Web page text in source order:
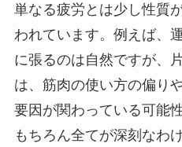
単なる疲労とは少し性質
われています。例えば、
に張るのは自然ですが、
は、筋肉の使い方の偏り
要因が関わっている可能
もちろん全てが深刻なわ